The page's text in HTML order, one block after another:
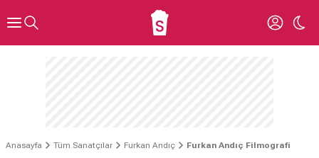
Anasayfa Tüm Sanatçılar Furkan Andıç Furkan Andıç Filmografi